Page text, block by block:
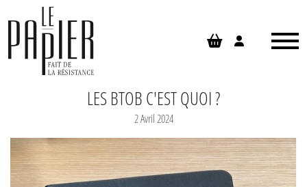
LES BTOB C'EST QUOI ?
2 Avril 2024
Panneau de gestion des cookies